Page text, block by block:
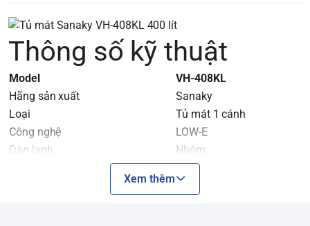
Thông số kỹ thuật
Model
VH-408KL
Hãng sản xuất
Sanaky
Loại
Tủ mát 1 cánh
Công nghệ
LOW-E
Dàn lạnh
Nhôm
Dung tích tổng/Dung tích sử dụng400 lít/340 lít
Xem thêm